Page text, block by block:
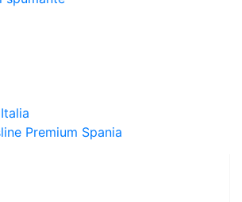
Premium Spania